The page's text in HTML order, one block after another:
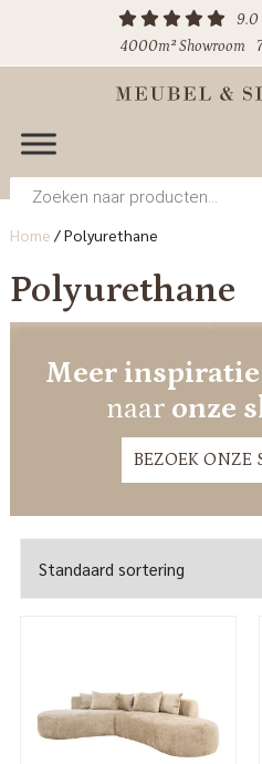
9.0
4000m² Showroom
Producten
zoeken
Home /Polyurethane
Polyurethane
Meer inspiratie
naar onze
BEZOEK ONZE